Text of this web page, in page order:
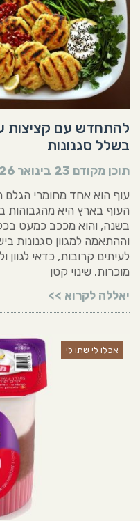
להתחדש עם קציצות
בשלל סגנונות
תוכן מקודם 23 בינואר 2026
עוף הוא אחד מחומרי הגלם
העוף בארץ היא מהגבוהות
בשנה, והוא מככב כמעט
וההתאמה למגוון סגנונות
לעיתים קרובות, כדאי לגוון
מוכרות. שינוי קטן
יאללה לקרוא >>
אכלו לי שתו לי